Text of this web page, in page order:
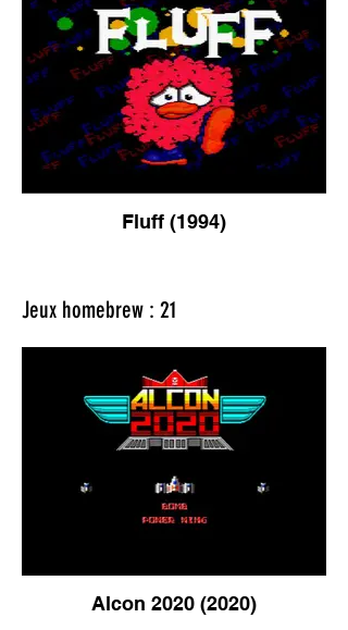
Fluff (1994)
Jeux homebrew : 21
Alcon 2020 (2020)